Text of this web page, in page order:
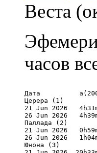
Веста
часов
Дата
Церера (1)
21 Jun 2026
26 Jun 2026
Паллада (2)
21 Jun 2026
26 Jun 2026
Юнона (3)